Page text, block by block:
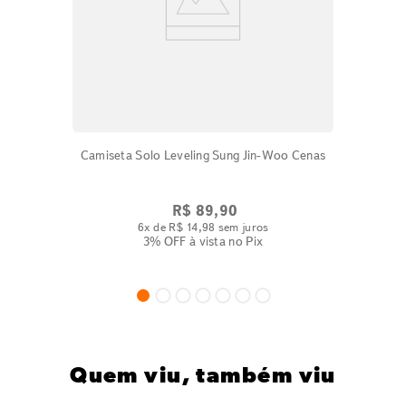
Camiseta Solo Leveling Sung Jin-Woo Cenas
R$ 89,90
6x de R$ 14,98 sem juros
3% OFF à vista no Pix
Quem viu, também viu